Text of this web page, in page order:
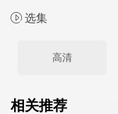
选集
高清
相关推荐